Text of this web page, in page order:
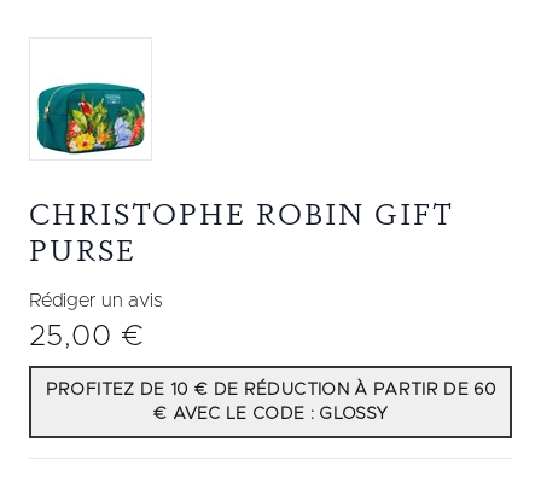
CHRISTOPHE ROBIN GIFT
PURSE
Rédiger un avis
25,00 €
PROFITEZ DE 10 € DE RÉDUCTION À PARTIR DE 60
€ AVEC LE CODE : GLOSSY